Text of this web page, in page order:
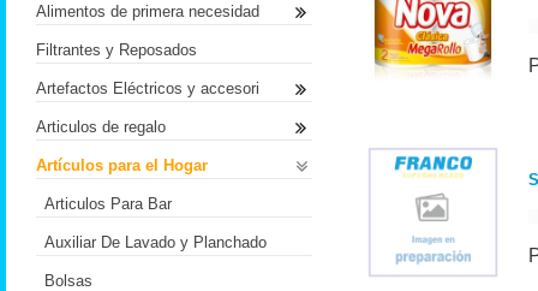
Alimentos de primera necesidad
Filtrantes y Reposados
Artefactos Eléctricos y accesori
Articulos de regalo
Artículos para el Hogar
Articulos Para Bar
Auxiliar De Lavado y Planchado
Bolsas